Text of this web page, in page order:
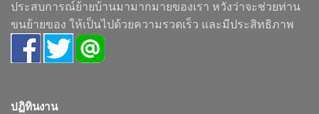
ประสบการณ์ย้ายบ้านมามากมายของเรา หวังว่าจะช่วยท่าน
ขนย้ายของ ให้เป็นไปด้วยความรวดเร็ว และมีประสิทธิภาพ
ปฏิทินงาน